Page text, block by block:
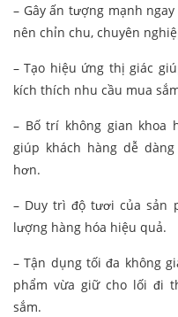
– Gây ấn tượng mạnh
nên chỉn chu, chuyên
– Tạo hiệu ứng thị giác
kích thích nhu cầu mua
– Bố trí không gian khoa
giúp khách hàng dễ
hơn.
– Duy trì độ tươi của sản
lượng hàng hóa hiệu quả.
– Tận dụng tối đa không
phẩm vừa giữ cho lối đi
sắm.